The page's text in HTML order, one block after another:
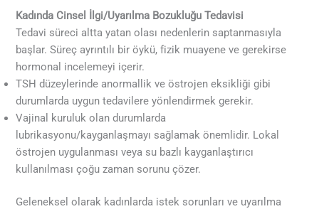
Kadında Cinsel İlgi/Uyarılma Bozukluğu Tedavisi
Tedavi süreci altta yatan olası nedenlerin saptanmasıyla
başlar. Süreç ayrıntılı bir öykü, fizik muayene ve gerekirse
hormonal incelemeyi içerir.
TSH düzeylerinde anormallik ve östrojen eksikliği gibi
durumlarda uygun tedavilere yönlendirmek gerekir.
Vajinal kuruluk olan durumlarda
lubrikasyonu/kayganlaşmayı sağlamak önemlidir. Lokal
östrojen uygulanması veya su bazlı kayganlaştırıcı
kullanılması çoğu zaman sorunu çözer.
Geleneksel olarak kadınlarda istek sorunları ve uyarılma